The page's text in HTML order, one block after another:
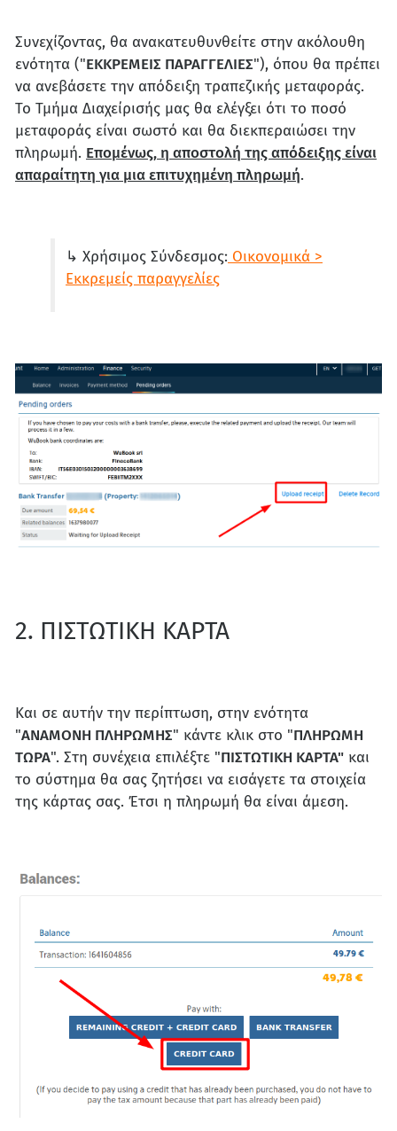
Συνεχίζοντας, θα ανακατευθυνθείτε στην ακόλουθη
ενότητα ("ΕΚΚΡΕΜΕΙΣ ΠΑΡΑΓΓΕΛΙΕΣ"), όπου θα πρέπει
να ανεβάσετε την απόδειξη τραπεζικής μεταφοράς.
Το Τμήμα Διαχείρισής μας θα ελέγξει ότι το ποσό
μεταφοράς είναι σωστό και θα διεκπεραιώσει την
πληρωμή. Επομένως, η αποστολή της απόδειξης είναι
απαραίτητη για μια επιτυχημένη πληρωμή.
↳ Χρήσιμος Σύνδεσμος: Οικονομικά >
Εκκρεμείς παραγγελίες
2. ΠΙΣΤΩΤΙΚΗ ΚΑΡΤΑ
Και σε αυτήν την περίπτωση, στην ενότητα
"ΑΝΑΜΟΝΗ ΠΛΗΡΩΜΗΣ" κάντε κλικ στο "ΠΛΗΡΩΜΗ
ΤΩΡΑ". Στη συνέχεια επιλέξτε "ΠΙΣΤΩΤΙΚΗ ΚΑΡΤΑ" και
το σύστημα θα σας ζητήσει να εισάγετε τα στοιχεία
της κάρτας σας. Έτσι η πληρωμή θα είναι άμεση.